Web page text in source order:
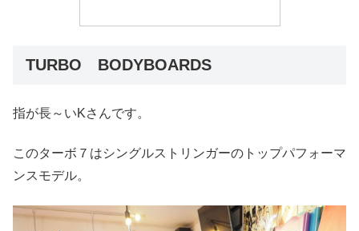
TURBO BODYBOARDS
指が長～いKさんです。
このターボ７はシングルストリンガーのトップパフォーマ
ンスモデル。